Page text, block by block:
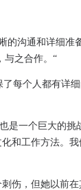
机
员的首要任务命名
的沟通和详细准
与之合作。“
每个人都有详
是一个巨大的挑
和工作方法。
伤，但她以前